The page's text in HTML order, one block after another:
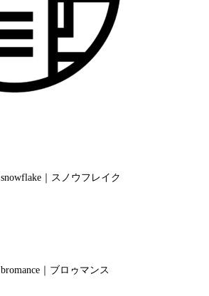
snowflake｜スノウフレイク
bromance｜ブロゥマンス